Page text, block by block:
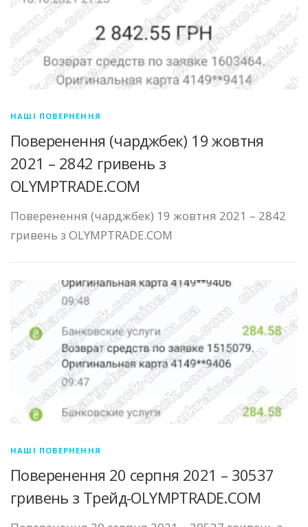
НАШІ ПОВЕРНЕННЯ
Поверенення (чарджбек) 19 жовтня
2021 – 2842 гривень з
OLYMPTRADE.COM
Поверенення (чарджбек) 19 жовтня 2021 – 2842
гривень з OLYMPTRADE.COM
НАШІ ПОВЕРНЕННЯ
Поверенення 20 серпня 2021 – 30537
гривень з Трейд-OLYMPTRADE.COM